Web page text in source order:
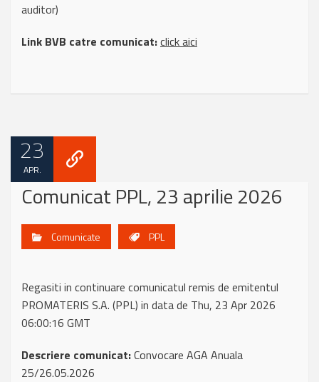
auditor)
Link BVB catre comunicat:click aici
23
APR.
Comunicat PPL, 23 aprilie 2026
Comunicate PPL
Regasiti in continuare comunicatul remis de emitentul
PROMATERIS S.A. (PPL) in data de Thu, 23 Apr 2026
06:00:16 GMT
Descriere comunicat:Convocare AGA Anuala
25/26.05.2026